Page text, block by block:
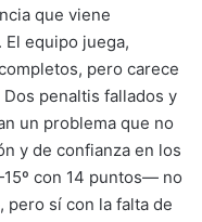
que viene
equipo juega,
pero carece
penaltis fallados y
un problema que no
y de confianza en los
con 14 puntos— no
pero sí con la falta de